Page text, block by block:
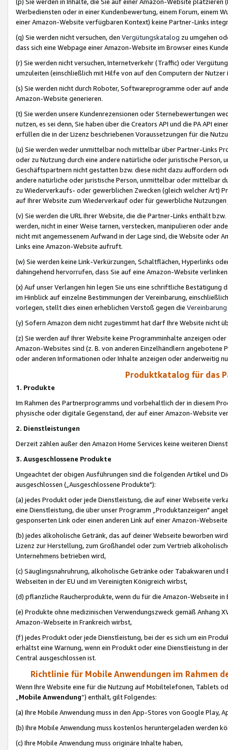
Werbediensten oder in einer Kundenbewertung, einem Forum, einem
einer Amazon-Website verfügbaren Kontext) keine Partner-Links
(q) Sie werden nicht versuchen, den Vergütungskatalog zu umgehen
dass sich eine Webpage einer Amazon-Website im Browser eines
(r) Sie werden nicht versuchen, Internetverkehr (Traffic) oder
umzuleiten (einschließlich mit Hilfe von auf den Computern der
(s) Sie werden nicht durch Roboter, Softwareprogramme oder auf
Amazon-Website generieren.
(t) Sie werden unsere Kundenrezensionen oder Sternebewertungen
nutzen, es sei denn, Sie haben über die Creators API und die PA API
erfüllen die in der Lizenz beschriebenen Voraussetzungen für die
(u) Sie werden weder unmittelbar noch mittelbar über Partner-Links
oder zu Nutzung durch eine andere natürliche oder juristische
Geschäftspartnern nicht gestatten bzw. diese nicht dazu auffordern
andere natürliche oder juristische Person, unmittelbar oder mittelbar
zu Wiederverkaufs- oder gewerblichen Zwecken (gleich welcher Art)
auf Ihrer Website zum Wiederverkauf oder für gewerbliche
(v) Sie werden die URL Ihrer Website, die die Partner-Links enthält
werden, nicht in einer Weise tarnen, verstecken, manipulieren oder
nicht mit angemessenem Aufwand in der Lage sind, die Website oder
Links eine Amazon-Website aufruft.
(w) Sie werden keine Link-Verkürzungen, Schaltflächen, Hyperlinks
dahingehend hervorrufen, dass Sie auf eine Amazon-Website
(x) Auf unser Verlangen hin legen Sie uns eine schriftliche
im Hinblick auf einzelne Bestimmungen der Vereinbarung,
vorlegen, stellt dies einen erheblichen Verstoß gegen die Vereinbarung
(y) Sofern Amazon dem nicht zugestimmt hat darf Ihre Website nicht
(z) Sie werden auf Ihrer Website keine Programminhalte anzeigen
Amazon-Websites sind (z. B. von anderen Einzelhändlern
oder anderen Informationen oder Inhalte anzeigen oder anderweitig
Produktkatalog für das
1. Produkte
Im Rahmen des Partnerprogramms und vorbehaltlich der in diesem
physische oder digitale Gegenstand, der auf einer Amazon-Website
2. Dienstleistungen
Derzeit zählen außer den Amazon Home Services keine weiteren
3. Ausgeschlossene Produkte
Ungeachtet der obigen Ausführungen sind die folgenden Artikel und
ausgeschlossen („Ausgeschlossene Produkte"):
(a) jedes Produkt oder jede Dienstleistung, die auf einer Webseite
eine Dienstleistung, die über unser Programm „Produktanzeigen"
gesponserten Link oder einen anderen Link auf einer Amazon-
(b) jedes alkoholische Getränk, das auf deiner Webseite beworben
Lizenz zur Herstellung, zum Großhandel oder zum Vertrieb
Unternehmens betrieben wird,
(c) Säuglingsnahruhrung, alkoholische Getränke oder Tabakwaren
Webseiten in der EU und im Vereinigten Königreich wirbst,
(d) pflanzliche Raucherprodukte, wenn du für die Amazon-Webseite in
(e) Produkte ohne medizinischen Verwendungszweck gemäß Anhang
Amazon-Webseite in Frankreich wirbst,
(f) jedes Produkt oder jede Dienstleistung, bei der es sich um ein
erhältst eine Warnung, wenn ein Produkt oder eine Dienstleistung in
Central ausgeschlossen ist.
Richtlinie für Mobile Anwendungen im Rahmen
Wenn Ihre Website eine für die Nutzung auf Mobiltelefonen, Tablets
„Mobile Anwendung“) enthält, gilt Folgendes:
(a) Ihre Mobile Anwendung muss in den App-Stores von Google Play,
(b) Ihre Mobile Anwendung muss kostenlos heruntergeladen werden
(c) Ihre Mobile Anwendung muss originäre Inhalte haben,